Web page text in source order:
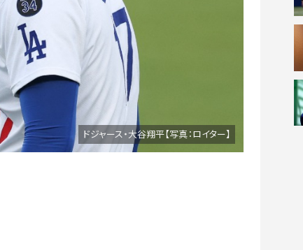
ドジャース・大谷翔平【写真：ロイター】